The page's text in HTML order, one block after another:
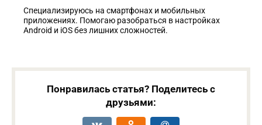
Специализируюсь на смартфонах и мобильных
приложениях. Помогаю разобраться в настройках
Android и iOS без лишних сложностей.
Понравилась статья? Поделитесь с
друзьями: